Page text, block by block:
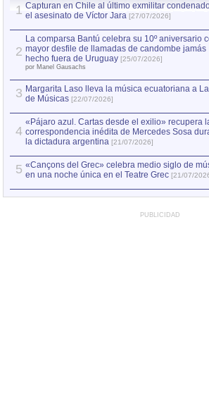
1 Capturan en Chile al último exmilitar
el asesinato de Víctor Jara [27/07/2026]
2
La comparsa Bantú celebra su 10º aniversario
mayor desfile de llamadas de candombe jamás
hecho fuera de Uruguay [25/07/2026]
por Manel Gausachs
3 Margarita Laso lleva la música ecuatoriana a
de Músicas [22/07/2026]
4
«Pájaro azul. Cartas desde el exilio» recupera
correspondencia inédita de Mercedes Sosa
la dictadura argentina [21/07/2026]
5 «Cançons del Grec» celebra medio siglo de
en una noche única en el Teatre Grec [21/07/
PUBLICIDAD